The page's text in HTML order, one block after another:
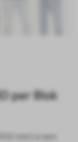
per Blok
mm) is een